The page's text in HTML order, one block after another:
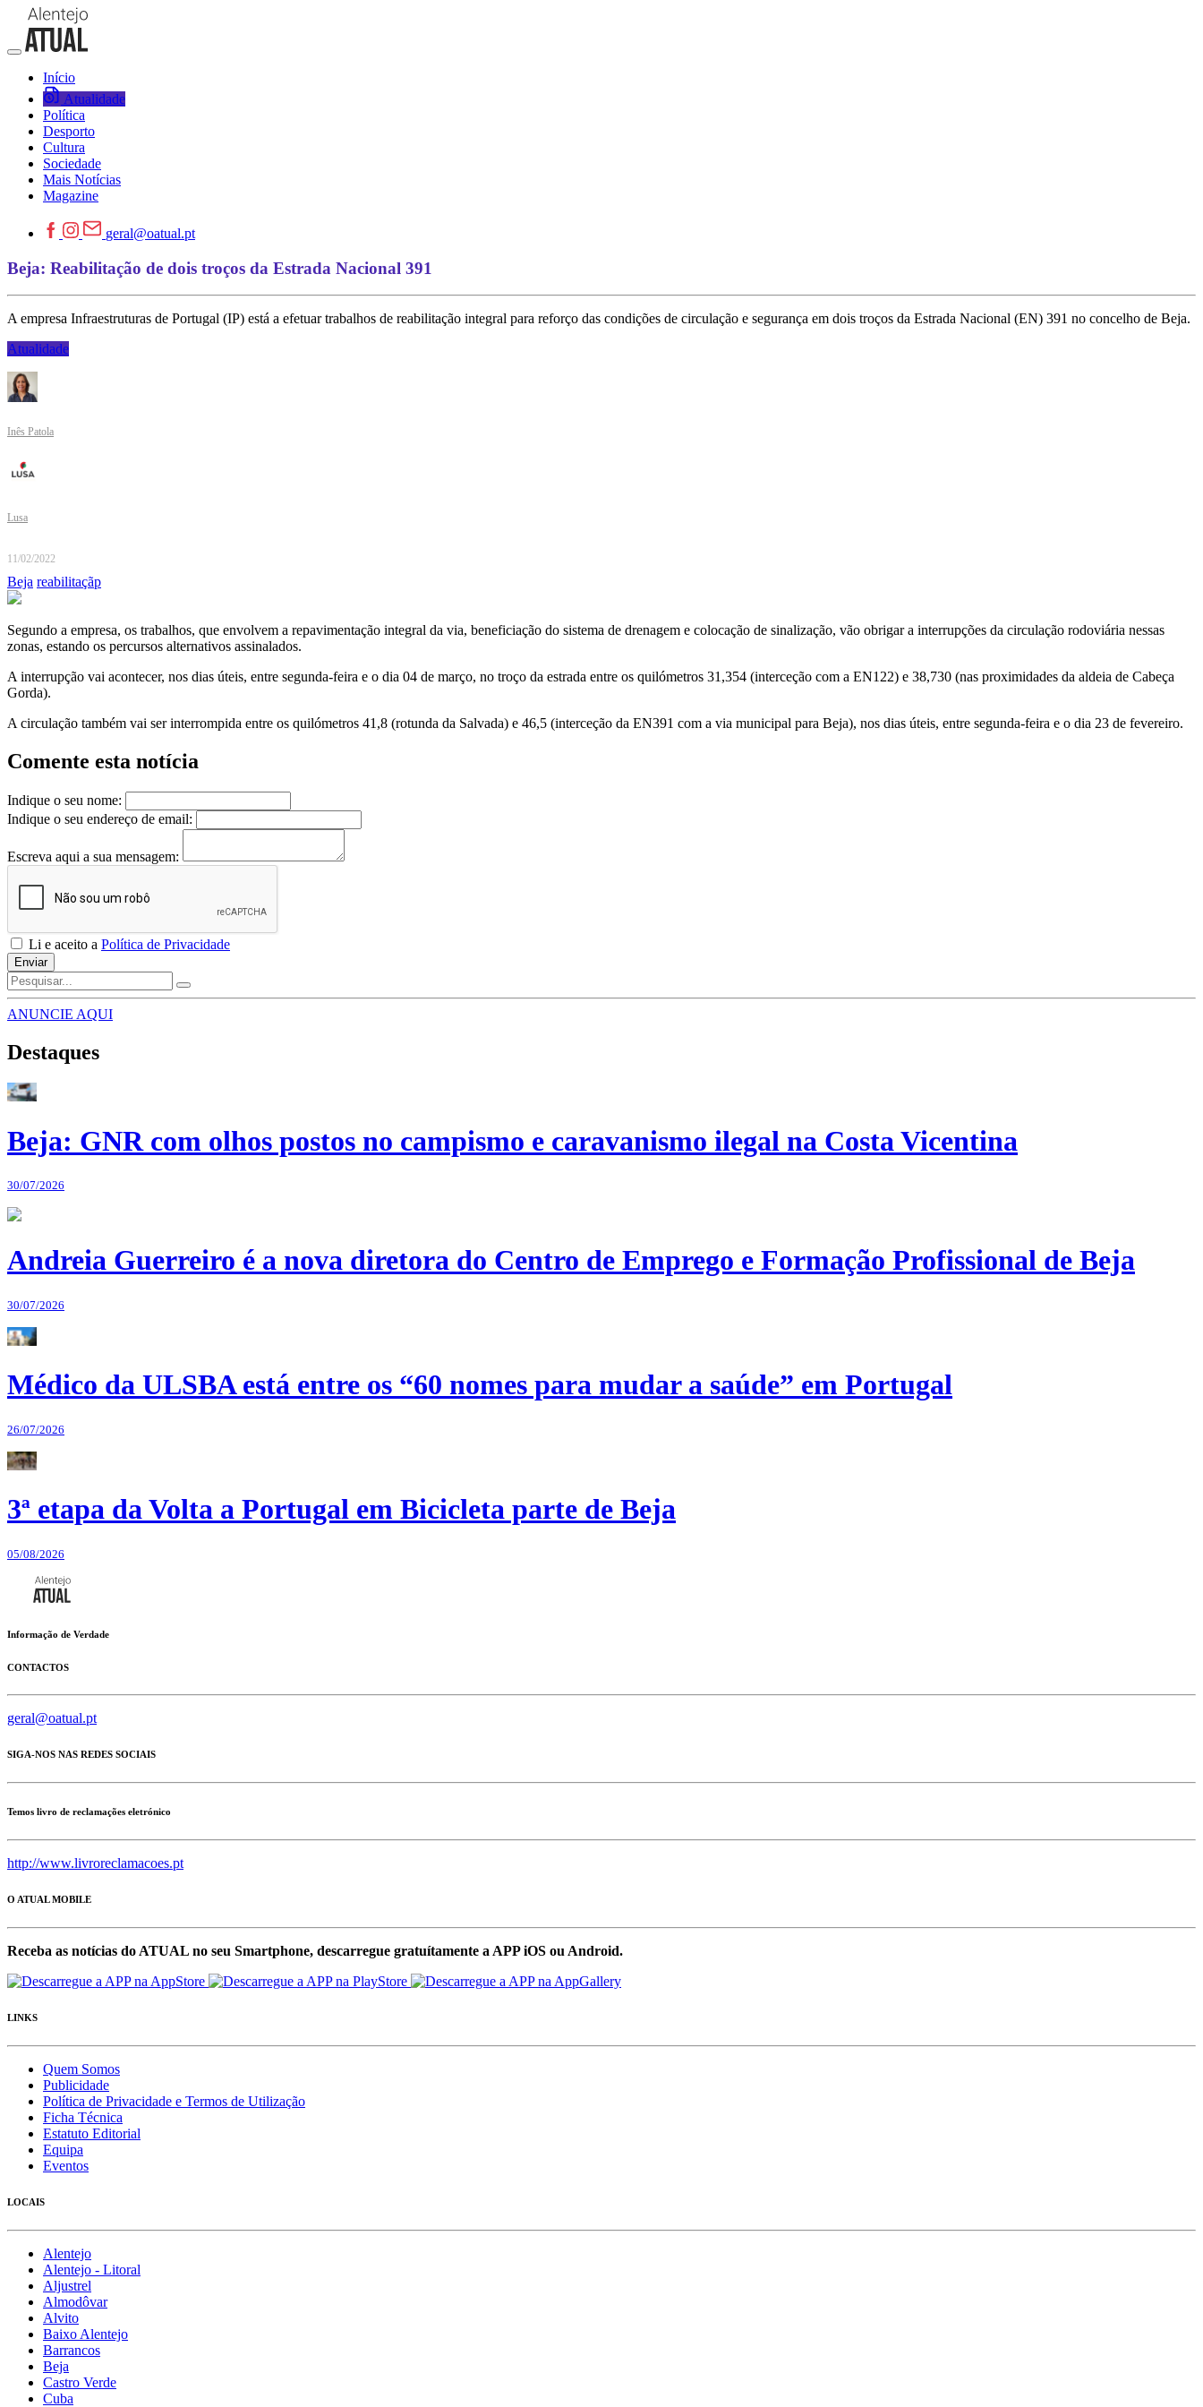
Início
Atualidade
Política
Desporto
Cultura
Sociedade
Mais Notícias
Magazine
geral@oatual.pt
Beja: Reabilitação de dois troços da Estrada Nacional 391
A empresa Infraestruturas de Portugal (IP) está a efetuar trabalhos de reabilitação integral para reforço das condições de circulação e segurança em dois troços da Estrada Nacional (EN) 391 no concelho de Beja.
Atualidade
Inês Patola
Lusa
11/02/2022
Beja reabilitaçãp
Segundo a empresa, os trabalhos, que envolvem a repavimentação integral da via, beneficiação do sistema de drenagem e colocação de sinalização, vão obrigar a interrupções da circulação rodoviária nessas
zonas, estando os percursos alternativos assinalados.
A interrupção vai acontecer, nos dias úteis, entre segunda-feira e o dia 04 de março, no troço da estrada entre os quilómetros 31,354 (interceção com a EN122) e 38,730 (nas proximidades da aldeia de Cabeça
Gorda).
A circulação também vai ser interrompida entre os quilómetros 41,8 (rotunda da Salvada) e 46,5 (interceção da EN391 com a via municipal para Beja), nos dias úteis, entre segunda-feira e o dia 23 de fevereiro.
Comente esta notícia
Indique o seu nome:
Indique o seu endereço de email:
Escreva aqui a sua mensagem:
Li e aceito a Política de Privacidade
Enviar
ANUNCIE AQUI
Destaques
Beja: GNR com olhos postos no campismo e caravanismo ilegal na Costa Vicentina
30/07/2026
Andreia Guerreiro é a nova diretora do Centro de Emprego e Formação Profissional de Beja
30/07/2026
Médico da ULSBA está entre os “60 nomes para mudar a saúde” em Portugal
26/07/2026
3ª etapa da Volta a Portugal em Bicicleta parte de Beja
05/08/2026
Informação de Verdade
CONTACTOS
geral@oatual.pt
SIGA-NOS NAS REDES SOCIAIS
Temos livro de reclamações eletrónico
http://www.livroreclamacoes.pt
O ATUAL MOBILE
Receba as notícias do ATUAL no seu Smartphone, descarregue gratuítamente a APP iOS ou Android.
LINKS
Quem Somos
Publicidade
Política de Privacidade e Termos de Utilização
Ficha Técnica
Estatuto Editorial
Equipa
Eventos
LOCAIS
Alentejo
Alentejo - Litoral
Aljustrel
Almodôvar
Alvito
Baixo Alentejo
Barrancos
Beja
Castro Verde
Cuba